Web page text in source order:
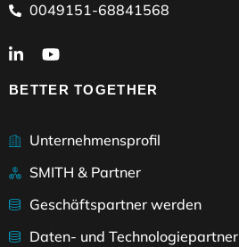
0049151-68841568
BETTER TOGETHER
Unternehmensprofil
SMITH & Partner
Geschäftspartner werden
Daten- und Technologiepartner